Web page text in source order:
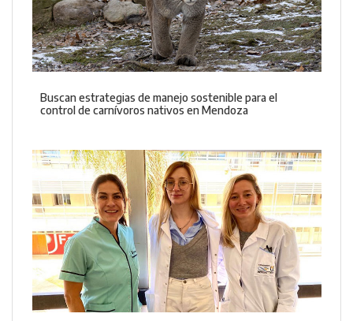
Buscan estrategias de manejo sostenible para el
control de carnívoros nativos en Mendoza